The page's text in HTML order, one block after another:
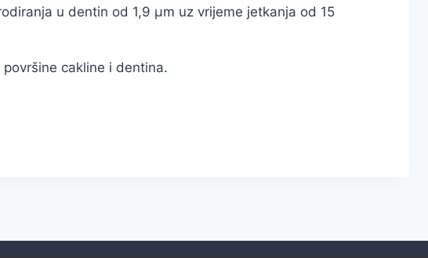
u dentin od 1,9 µm uz vrijeme jetkanja od 15
cakline i dentina.